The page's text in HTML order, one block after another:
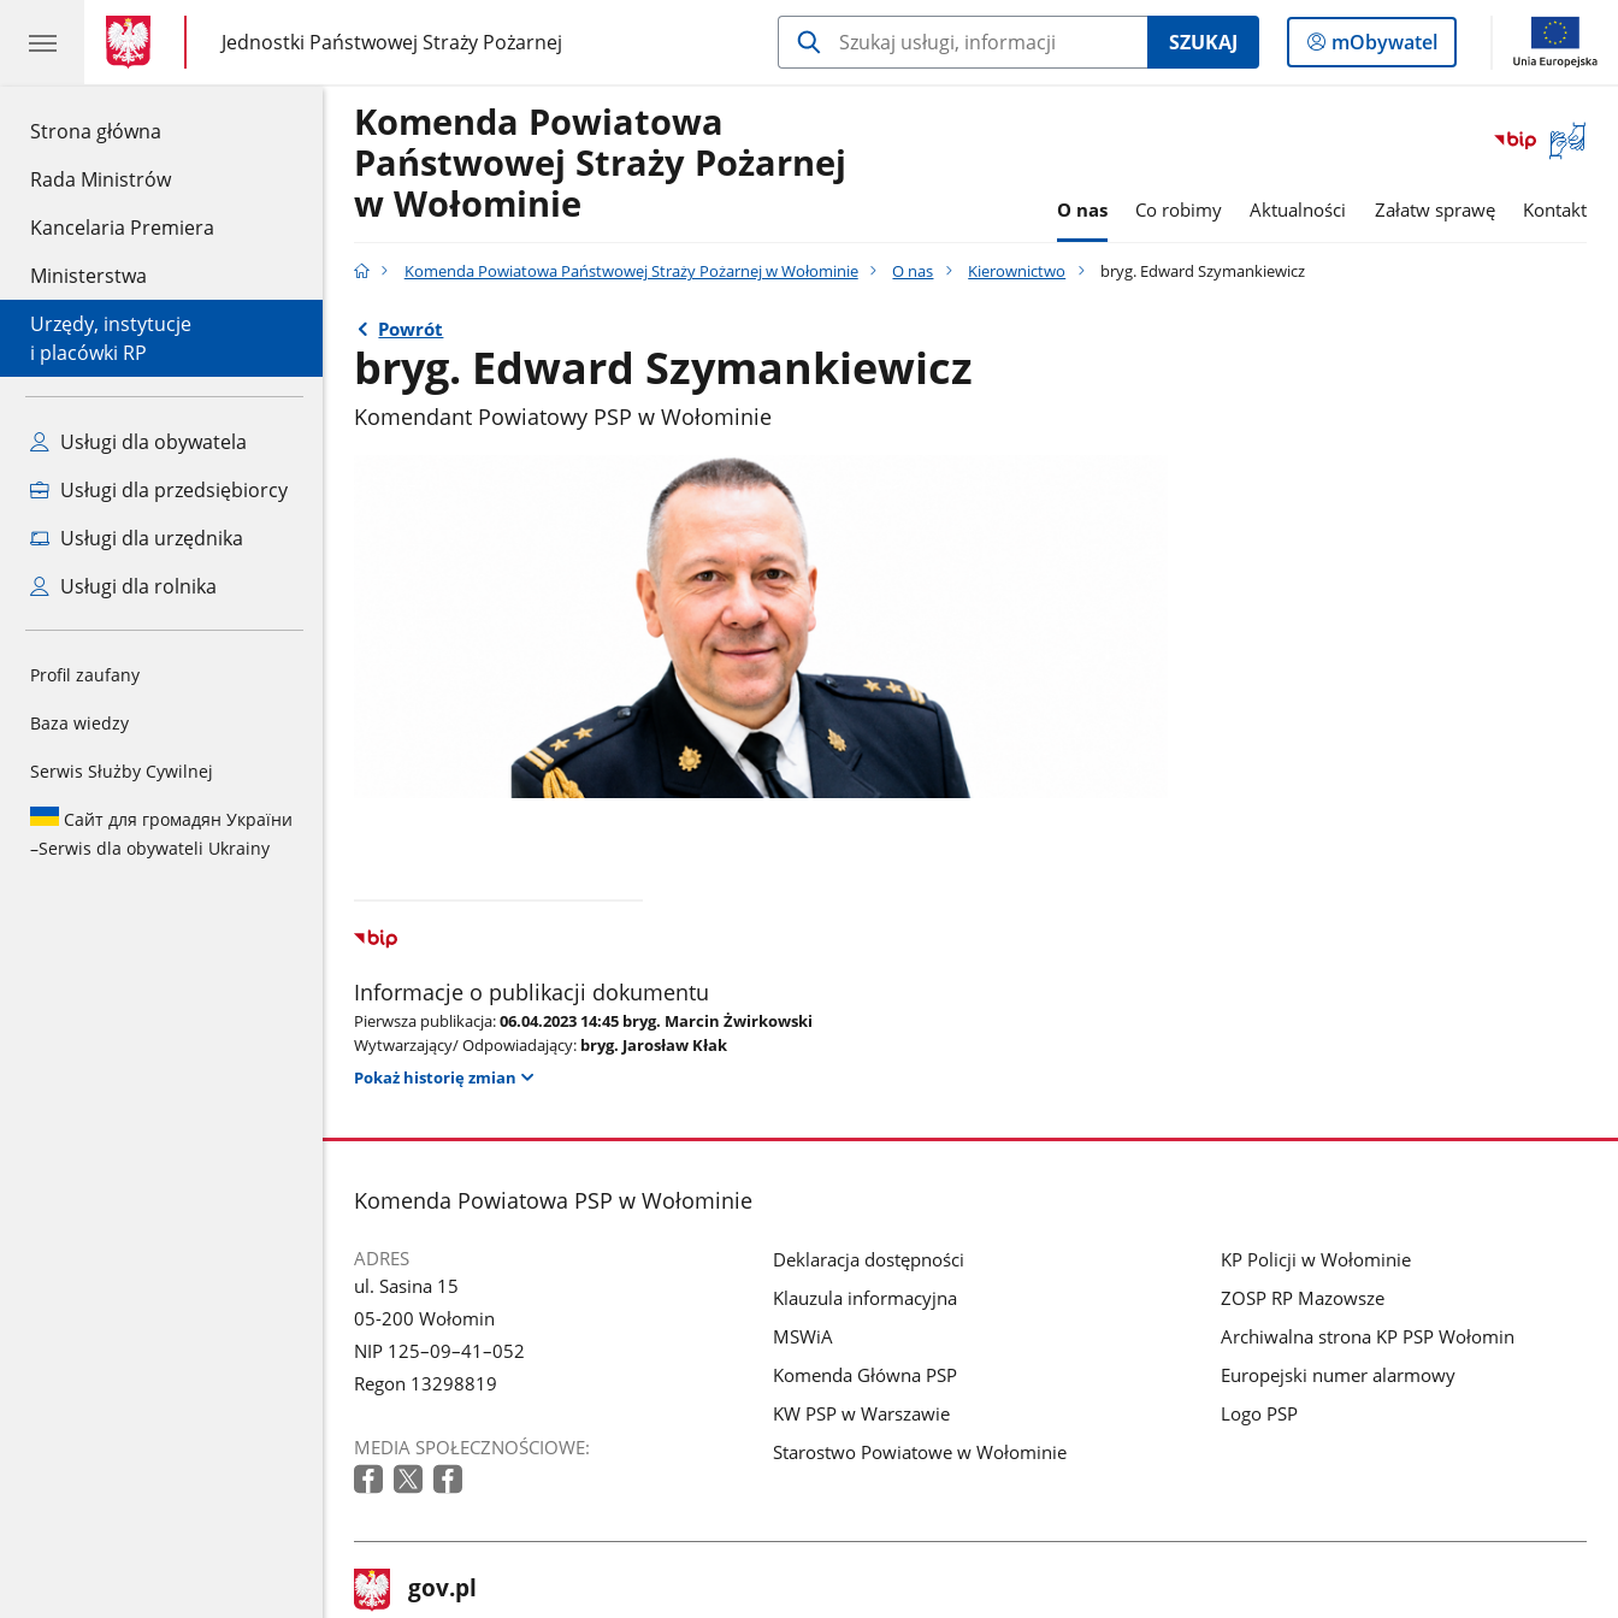
Strona główna
Rada Ministrów
Kancelaria Premiera
Ministerstwa
Urzędy, instytucje
i placówki RP
Usługi dla obywatela
Usługi dla przedsiębiorcy
Usługi dla urzędnika
Usługi dla rolnika
Profil zaufany
Baza wiedzy
Serwis Służby Cywilnej
Сайт для громадян України
–Serwis dla obywateli Ukrainy
gov.pl
gov.pl
Jednostki Państwowej Straży Pożarnej
gov.pl
Jednostki
Państwowej
SZUKAJ
Logowanie
do
mObywatel
Otwórz
okno
Komenda Powiatowa
Państwowej Straży Pożarnej
w Wołominie
O nas Co robimy Aktualności Załatw sprawę Kontakt
Komenda Powiatowa Państwowej Straży Pożarnej w Wołominie O nas Kierownictwo bryg. Edward Szymankiewicz
Powrót
bryg. Edward Szymankiewicz
Komendant Powiatowy PSP w Wołominie
Informacje o publikacji dokumentu
Pierwsza publikacja:06.04.2023 14:45 bryg. Marcin Żwirkowski
Wytwarzający/ Odpowiadający: bryg. Jarosław Kłak
Pokaż historię zmian
stopka
Komenda Powiatowa PSP w Wołominie
ADRES
ul. Sasina 15
05-200 Wołomin
NIP 125–09–41–052
Regon 13298819
MEDIA SPOŁECZNOŚCIOWE:
Deklaracja dostępności
Klauzula informacyjna
MSWiA
Komenda Główna PSP
KW PSP w Warszawie
Starostwo Powiatowe w Wołominie
KP Policji w Wołominie
ZOSP RP Mazowsze
Archiwalna strona KP PSP Wołomin
Europejski numer alarmowy
Logo PSP
stopka
gov.pl Strona
gov.pl